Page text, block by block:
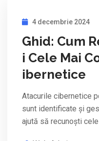
4 decembrie 2024
Ghid: Cum
i Cele Mai
ibernetice
Atacurile cibernetice
sunt identificate și
ajută să recunoști cele